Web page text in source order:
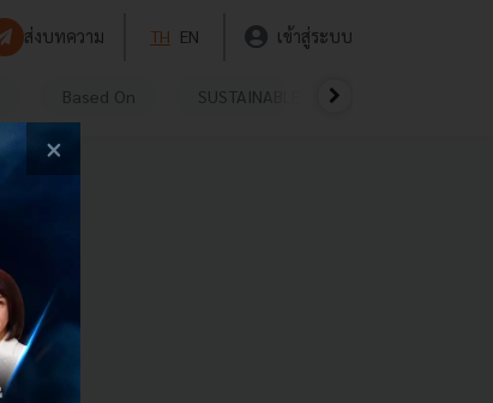
ส่งบทความ TH EN เข้าสู่ระบบ
Based On SUSTAINABLE
×